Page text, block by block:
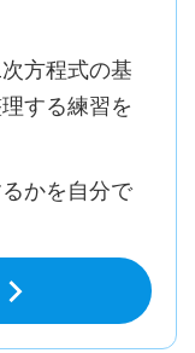
方程式の基
する練習を
かを自分で